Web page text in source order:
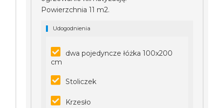
Powierzchnia 11 m2.
Udogodnienia
dwa pojedyncze łóżka 100x200
cm
Stoliczek
Krzesło